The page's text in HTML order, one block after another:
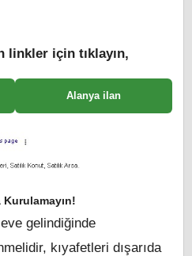
linkler için tıklayın,
Alanya ilan
Kurulamayın!
gelindiğinde
kıyafetleri dışarıda